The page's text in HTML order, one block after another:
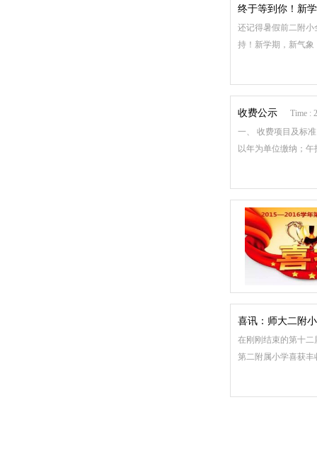
终于等到你！新
还记得暑假前二附
持！新学期，新气象
收费公示
Time :
一、 收费项目及
以年为单位缴纳；
喜讯：师大二附
在刚刚结束的第十
第二附属小学喜获